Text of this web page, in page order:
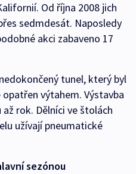
Od října 2008 jich
sedmdesát. Naposledy
akci zabaveno 17
tunel, který byl
výtahem. Výstavba
rok. Dělníci ve štolách
užívají pneumatické
sezónou